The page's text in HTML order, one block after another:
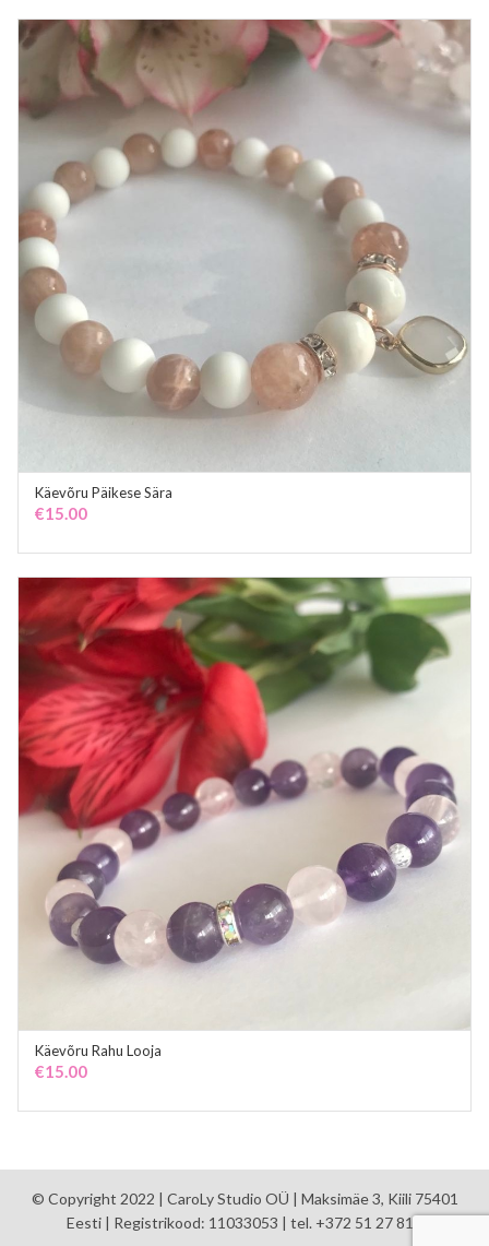
Käevõru Päikese Sära
€15.00
Käevõru Rahu Looja
€15.00
© Copyright 2022 | CaroLy Studio OÜ | Maksimäe 3, Kiili 75401
Eesti | Registrikood: 11033053 | tel. +372 51 27 810